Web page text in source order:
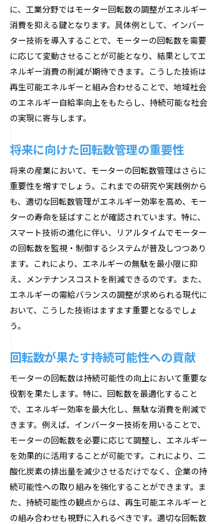
に、工業分野ではモーター回転数の調整がエネルギー
消費を抑える鍵となります。具体例として、インバー
ター技術を導入することで、モーターの回転数を需要
に応じて変動させることが可能となり、結果としてエ
ネルギー消費の削減が期待できます。こうした技術は
再生可能エネルギーと組み合わせることで、地域社会
のエネルギー自給率向上をもたらし、持続可能な社会
の実現に寄与します。
将来に向けた回転数管理の重要性
将来の産業において、モーターの回転数管理はさらに
重要性を増すでしょう。これまでの研究や実践例から
も、適切な回転数管理がエネルギー効率を高め、モー
ターの寿命を延ばすことが確認されています。特に、
スマート技術の進化に伴い、リアルタイムでモーター
の回転数を監視・制御するシステムが普及しつつあり
ます。これにより、エネルギーの無駄を最小限に抑
え、メンテナンスコストを削減できるのです。また、
エネルギーの需給バランスの調整が求められる現代に
おいて、こうした技術はますます重要となるでしょ
う。
回転数が果たす持続可能性への貢献
モーターの回転数は持続可能性の向上において重要な
役割を果たします。特に、回転数を最適化すること
で、エネルギー効率を最大化し、無駄な消費を削減で
きます。例えば、インバーター技術を用いることで、
モーターの回転数を必要に応じて調整し、エネルギー
を効果的に活用することが可能です。これにより、二
酸化炭素の排出量を減少させるだけでなく、企業の持
続可能性への取り組みを強化することができます。ま
た、持続可能性の観点からは、再生可能エネルギーと
の組み合わせも視野に入れるべきです。適切な回転数